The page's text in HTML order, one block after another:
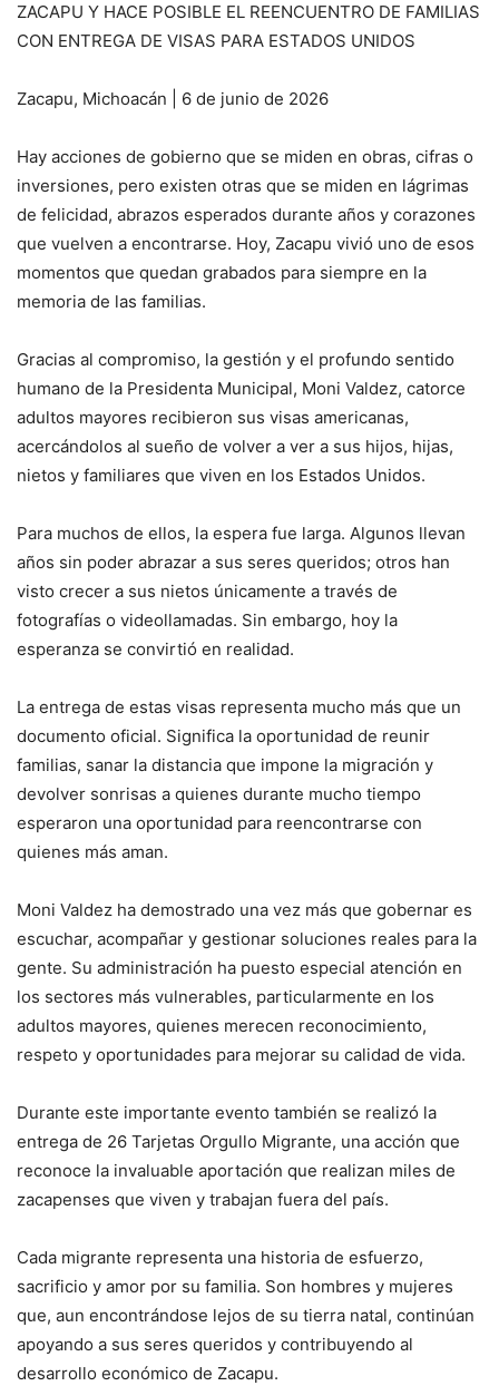
ZACAPU Y HACE POSIBLE EL REENCUENTRO DE FAMILIAS
CON ENTREGA DE VISAS PARA ESTADOS UNIDOS
Zacapu, Michoacán | 6 de junio de 2026
Hay acciones de gobierno que se miden en obras, cifras o
inversiones, pero existen otras que se miden en lágrimas
de felicidad, abrazos esperados durante años y corazones
que vuelven a encontrarse. Hoy, Zacapu vivió uno de esos
momentos que quedan grabados para siempre en la
memoria de las familias.
Gracias al compromiso, la gestión y el profundo sentido
humano de la Presidenta Municipal, Moni Valdez, catorce
adultos mayores recibieron sus visas americanas,
acercándolos al sueño de volver a ver a sus hijos, hijas,
nietos y familiares que viven en los Estados Unidos.
Para muchos de ellos, la espera fue larga. Algunos llevan
años sin poder abrazar a sus seres queridos; otros han
visto crecer a sus nietos únicamente a través de
fotografías o videollamadas. Sin embargo, hoy la
esperanza se convirtió en realidad.
La entrega de estas visas representa mucho más que un
documento oficial. Significa la oportunidad de reunir
familias, sanar la distancia que impone la migración y
devolver sonrisas a quienes durante mucho tiempo
esperaron una oportunidad para reencontrarse con
quienes más aman.
Moni Valdez ha demostrado una vez más que gobernar es
escuchar, acompañar y gestionar soluciones reales para la
gente. Su administración ha puesto especial atención en
los sectores más vulnerables, particularmente en los
adultos mayores, quienes merecen reconocimiento,
respeto y oportunidades para mejorar su calidad de vida.
Durante este importante evento también se realizó la
entrega de 26 Tarjetas Orgullo Migrante, una acción que
reconoce la invaluable aportación que realizan miles de
zacapenses que viven y trabajan fuera del país.
Cada migrante representa una historia de esfuerzo,
sacrificio y amor por su familia. Son hombres y mujeres
que, aun encontrándose lejos de su tierra natal, continúan
apoyando a sus seres queridos y contribuyendo al
desarrollo económico de Zacapu.